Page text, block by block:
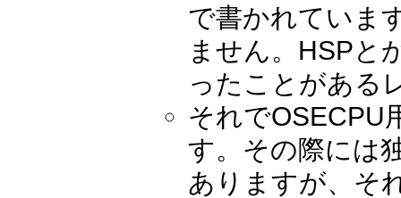
で書かれていま
ません。HSPと
ったことがある
それでOSECPU
す。その際には
ありますが、そ